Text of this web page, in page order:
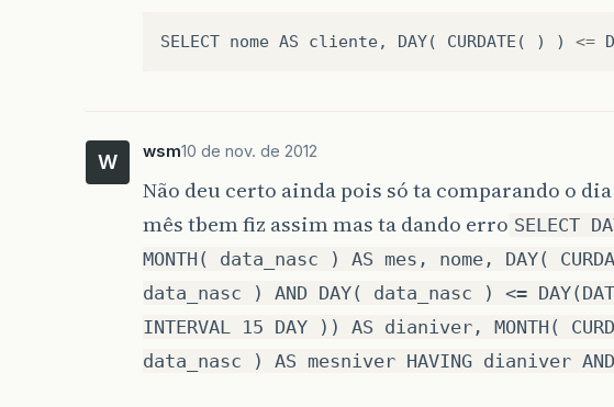
SELECT nome AS cliente, DAY( CURDATE ( ) ) <=
W wsm10 de nov. de 2012
Não deu certo ainda pois só ta comparando o
mês tbem fiz assim mas ta dando erro SELECT
MONTH( data_nasc ) AS mes, nome, DAY(
data_nasc ) AND DAY( data_nasc ) <=
INTERVAL 15 DAY )) AS dianiver, MONTH(
data_nasc ) AS mesniver HAVING dianiver